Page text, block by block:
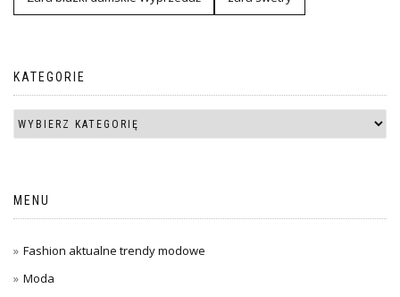
KATEGORIE
MENU
Fashion aktualne trendy modowe
Moda